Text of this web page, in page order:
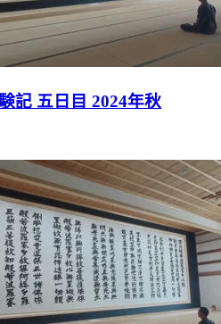
記 五日目 2024年秋